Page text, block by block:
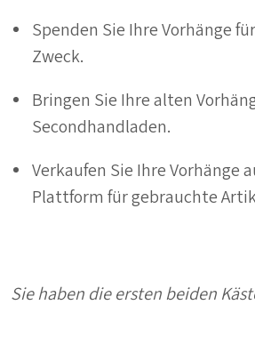
Spenden Sie Ihre Vorhänge
Zweck.
Bringen Sie Ihre alten
Secondhandladen.
Verkaufen Sie Ihre Vorhänge
Plattform für gebrauchte
Sie haben die ersten beiden